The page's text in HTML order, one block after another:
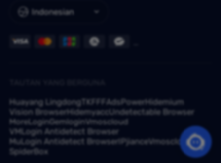
Indonesian
Huayang Lingdong TKFFF AdsPowerHidemium
Vision BrowserHidemyaccUndetectable Browser
MoreLoginGemloginVmoscloud
VMLogin Antidetect Browser
MuLogin Antidetect BrowserIPjianceVmoscloud
SpiderBox